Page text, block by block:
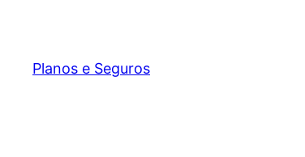
Planos e Seguros